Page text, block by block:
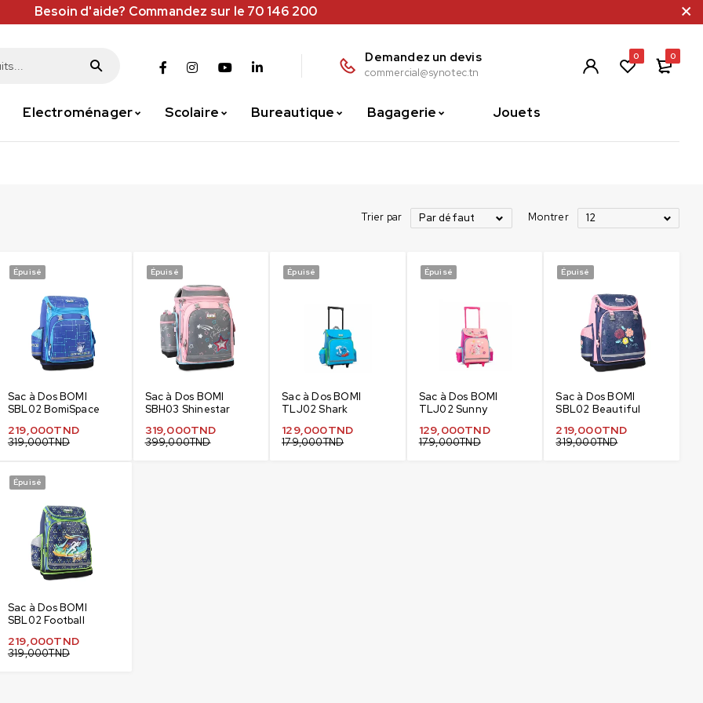
Besoin d'aide? Commandez sur le 70 146 200
Demandez un devis
commercial@synotec.tn
0 0
Electroménager Scolaire Bureautique Bagagerie Jouets
Trier par Par défaut Montrer 12
Épuisé
Sac à Dos BOMI
SBL02 BomiSpace
319,000TND
219,000TND
Épuisé
Sac à Dos BOMI
SBH03 Shinestar
399,000TND
319,000TND
Épuisé
Sac à Dos BOMI
TLJ02 Shark
179,000TND
129,000TND
Épuisé
Sac à Dos BOMI
TLJ02 Sunny
179,000TND
129,000TND
Épuisé
Sac à Dos BOMI
SBL02 Beautiful
319,000TND
219,000TND
Épuisé
Sac à Dos BOMI
SBL02 Football
319,000TND
219,000TND